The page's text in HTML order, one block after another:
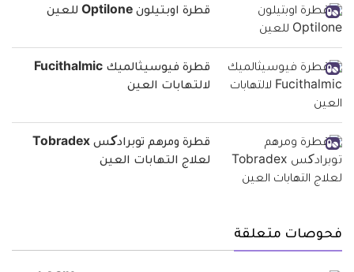
قطرة اوبتيلون Optilone للعين
قطرة فيوسيثالميك Fucithalmic
لالتهابات العين
قطرة ومرهم توبرادکس Tobradex
لعلاج التهابات العين
فحوصات متعلقة